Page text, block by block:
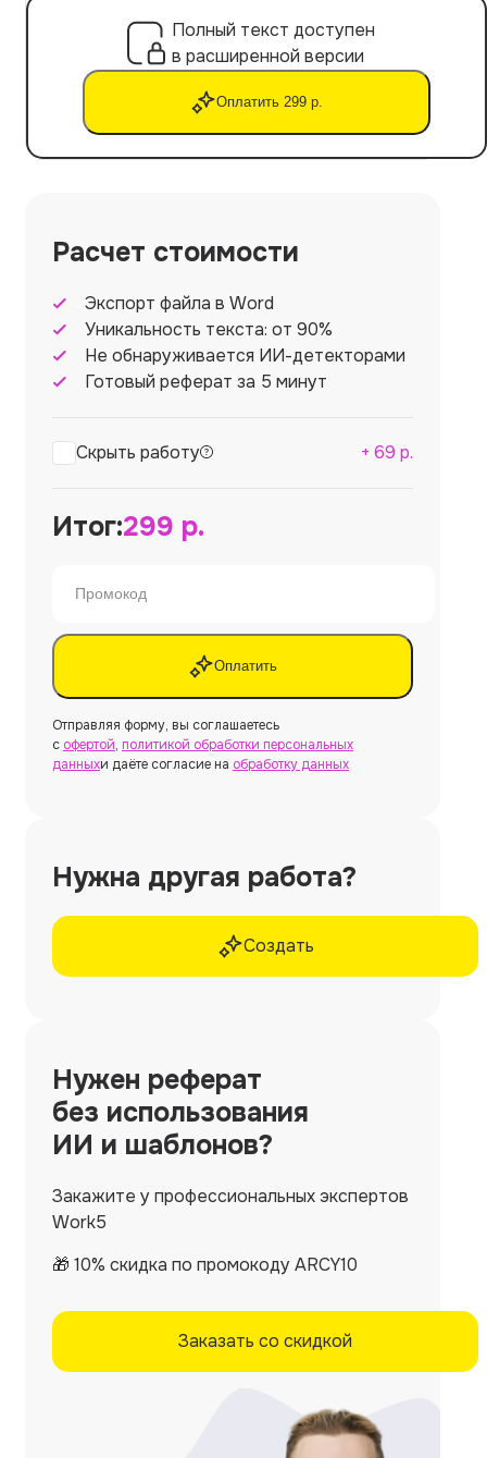
Полный текст доступен
в расширенной версии
Оплатить 299 р.
Расчет стоимости
Экспорт файла в Word
Уникальность текста: от 90%
Не обнаруживается ИИ-детекторами
Готовый реферат за 5 минут
Скрыть работу + 69 р.
Итог:299 р.
Оплатить
Отправляя форму, вы соглашаетесь
с офертой, политикой обработки персональных
данныхи даёте согласие на обработку данных
Нужна другая работа?
Создать
Нужен реферат
без использования
ИИ и шаблонов?
Закажите у профессиональных экспертов
Work5
🎁 10% скидка по промокоду ARCY10
Заказать со скидкой